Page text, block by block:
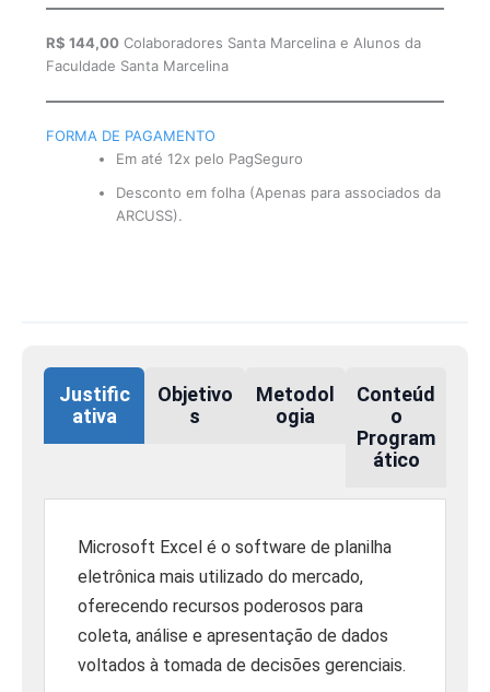
R$ 144,00Colaboradores Santa Marcelina e Alunos da
Faculdade Santa Marcelina
FORMA DE PAGAMENTO
Em até 12x pelo PagSeguro
Desconto em folha (Apenas para associados da
ARCUSS).
Justific
ativa
Objetivo
s
Metodol
ogia
Conteúd
o
Program
ático
Microsoft Excel é o software de planilha
eletrônica mais utilizado do mercado,
oferecendo recursos poderosos para
coleta, análise e apresentação de dados
voltados à tomada de decisões gerenciais.